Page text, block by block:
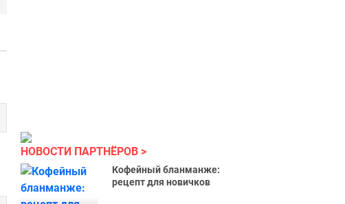
НОВОСТИ ПАРТНЁРОВ
Кофейный бланманже:
рецепт для новичков